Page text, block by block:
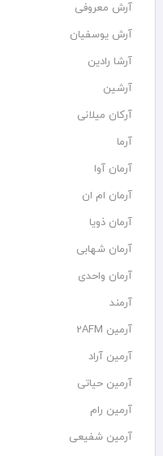
آرش معروفی
آرش یوسفیان
آرشا رادین
آرشین
آرکان میلانی
آرما
آرمان آوا
آرمان ام ان
آرمان ذویا
آرمان شهابی
آرمان واحدی
آرمند
آرمین 2AFM
آرمین آراد
آرمین حیاتی
آرمین رام
آرمین شفیعی